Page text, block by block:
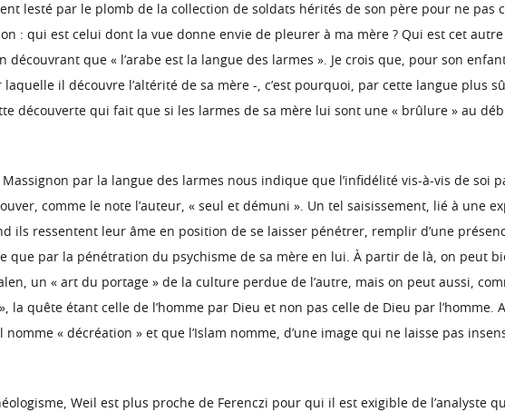
lesté par le plomb de la collection de soldats hérités de son père pour ne pas
: qui est celui dont la vue donne envie de pleurer à ma mère ? Qui est cet
que « l’arabe est la langue des larmes ». Je crois que, pour son
il découvre l’altérité de sa mère -, c’est pourquoi, par cette langue plus
découverte qui fait que si les larmes de sa mère lui sont une « brûlure » au
par la langue des larmes nous indique que l’infidélité vis-à-vis de soi
comme le note l’auteur, « seul et démuni ». Un tel saisissement, lié à une
ils ressentent leur âme en position de se laisser pénétrer, remplir d’une
que par la pénétration du psychisme de sa mère en lui. À partir de là, on peut
un « art du portage » de la culture perdue de l’autre, mais on peut aussi,
la quête étant celle de l’homme par Dieu et non pas celle de Dieu par
nomme « décréation » et que l’Islam nomme, d’une image qui ne laisse pas
Weil est plus proche de Ferenczi pour qui il est exigible de l’analyste